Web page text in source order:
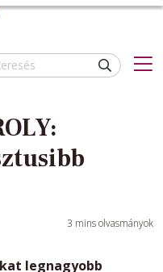
3 mins olvasmányok
legnagyobb